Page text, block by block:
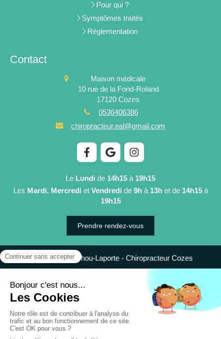
Pour qui ?
Symptômes traités
Réglementation
Contact
Maison médicale
10 rue de la Fond-Roland
17120 Cozes
0536406386
chiropracteur.eal@gmail.com
Le Lundi de 14h15 à 19h15
Les Mardi, Mercredi et Vendredi de 9hà 13het de 14h15à
19h15
Prendre rendez-vous
©2021 Eugénie Atindéhou-Laporte - Chiropracteur Cozes
Création et référencement du site par Simplébo
Site partenaire deAFC